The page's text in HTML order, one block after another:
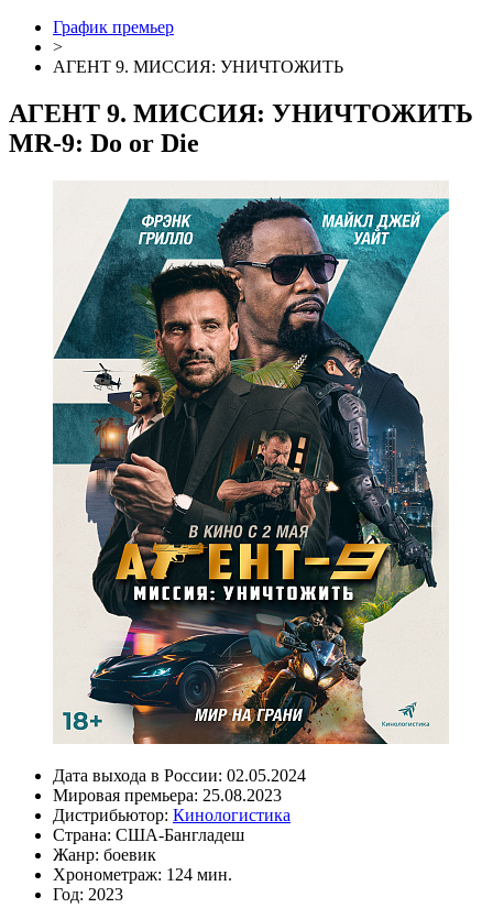
График премьер
>
АГЕНТ 9. МИССИЯ: УНИЧТОЖИТЬ
АГЕНТ 9. МИССИЯ: УНИЧТОЖИТЬ
MR-9: Do or Die
Дата выхода в России: 02.05.2024
Мировая премьера: 25.08.2023
Дистрибьютор: Кинологистика
Страна: США-Бангладеш
Жанр: боевик
Хронометраж: 124 мин.
Год: 2023